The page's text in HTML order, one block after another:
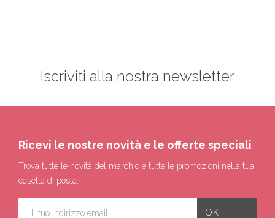
Iscriviti alla nostra newsletter
Ricevi le nostre novità e le offerte speciali
Trova tutte le novità del marchio e tutte le promozioni nella tua
casella di posta.